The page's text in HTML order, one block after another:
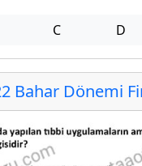
C D
Bahar Dönemi